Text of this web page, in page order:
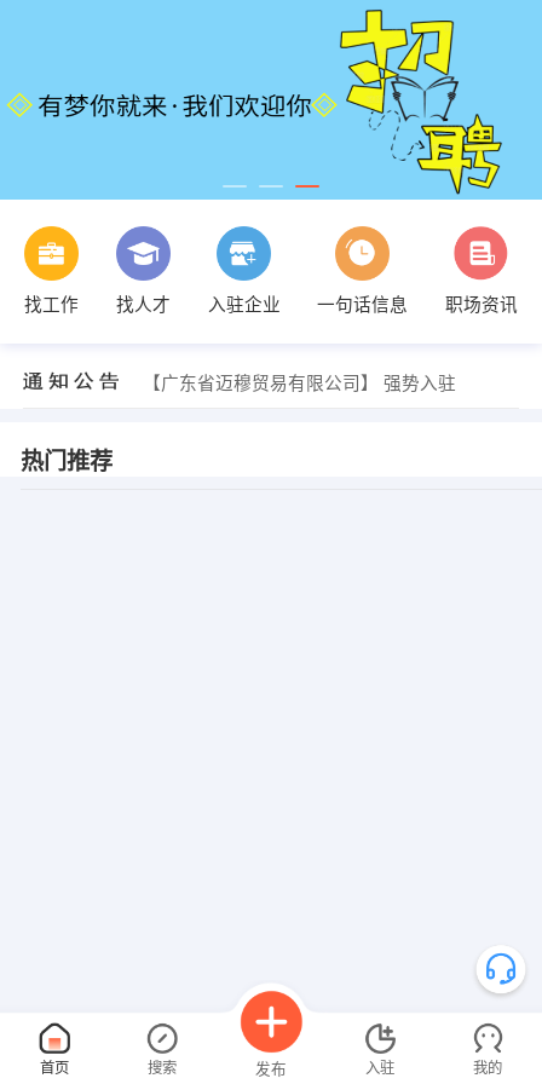
找工作 找人才 入驻企业 一句话信息
职场资讯
【广东省迈穆贸易有限公司】 强势入驻
热门推荐
首页 搜索 发布 入驻 我的